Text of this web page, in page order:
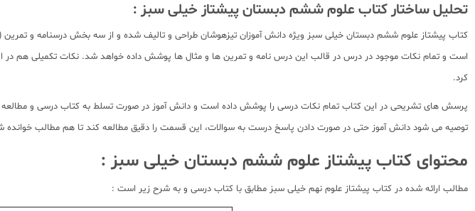
تحلیل ساختار کتاب علوم ششم دبستان پیشتاز خیلی سبز :
کتاب پیشتاز علوم ششم دبستان خیلی سبز ویژه دانش آموزان تیزهوشان طراحی و تالیف شده و از سه بخش درسنامه و
است و تمام نکات موجود در درس در قالب این درس نامه و تمرین ها و مثال ها پوشش داده خواهد شد. نکات تکمیلی هم در
کرد.
پرسش های تشریحی در این کتاب تمام نکات درسی را پوشش داده است و دانش آموز در صورت تسلط به کتاب درسی و
توصیه می شود دانش آموز حتی در صورت دادن پاسخ درست به سوالات، این قسمت را دقیق مطالعه کند تا هم مطالب خوانده
محتوای کتاب پیشتاز علوم ششم دبستان خیلی سبز :
مطالب ارائه شده در کتاب پیشتاز علوم نهم خیلی سبز مطابق با کتاب درسی و به شرح زیر است :